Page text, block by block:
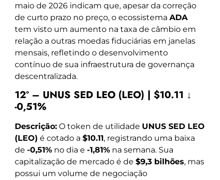
maio de 2026 indicam que, apesar da correção
de curto prazo no preço, o ecossistema ADA
tem visto um aumento na taxa de câmbio em
relação a outras moedas fiduciárias em janelas
mensais, refletindo o desenvolvimento
contínuo de sua infraestrutura de governança
descentralizada.
12º – UNUS SED LEO (LEO) | $10.11 ↓
-0,51%
Descrição: O token de utilidade UNUS SED LEO
(LEO) é cotado a $10.11, registrando uma baixa
de -0,51% no dia e -1,81% na semana. Sua
capitalização de mercado é de $9,3 bilhões, mas
possui um volume de negociação